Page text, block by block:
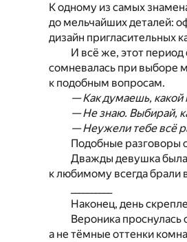
К одному из самых
до мельчайших деталей:
дизайн пригласительных
И всё же, этот
сомневалась при выборе
к подобным вопросам.
— Как думаешь, какой
— Не знаю. Выбирай,
— Неужели тебе всё
Подобные разговоры
Дважды девушка была
к любимому всегда брали
Наконец, день
Вероника
а не тёмные оттенки